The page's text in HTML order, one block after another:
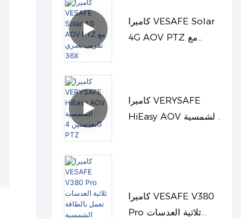
كاميرا VESAFE Solar
4G AOV PTZ مع
كاميرا VERYSAFE
HiEasy AOV الشمسية
كاميرا VESAFE V380
Pro ثلاثية العدسات